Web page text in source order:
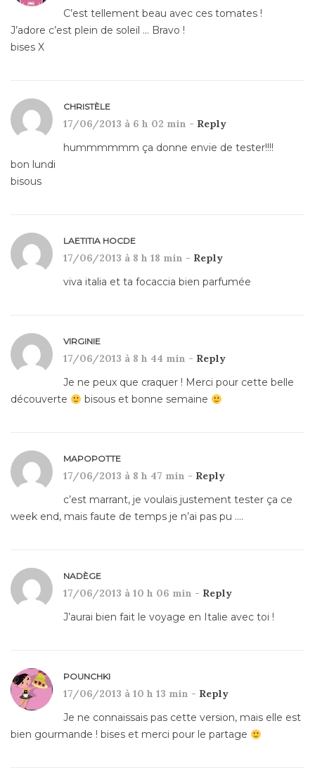
C’est tellement beau avec ces tomates !
J’adore c’est plein de soleil … Bravo !
bises X
CHRISTÈLE
17/06/2013 à 6 h 02 min - Reply
hummmmmm ça donne envie de tester!!!!
bon lundi
bisous
LAETITIA HOCDE
17/06/2013 à 8 h 18 min - Reply
viva italia et ta focaccia bien parfumée
VIRGINIE
17/06/2013 à 8 h 44 min - Reply
Je ne peux que craquer ! Merci pour cette belle
découverte
bisous et bonne semaine
MAPOPOTTE
17/06/2013 à 8 h 47 min - Reply
c’est marrant, je voulais justement tester ça ce
week end, mais faute de temps je n’ai pas pu ….
NADÈGE
17/06/2013 à 10 h 06 min - Reply
J’aurai bien fait le voyage en Italie avec toi !
POUNCHKI
17/06/2013 à 10 h 13 min - Reply
Je ne connaissais pas cette version, mais elle est
bien gourmande ! bises et merci pour le partage